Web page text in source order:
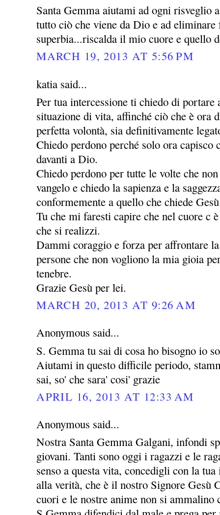
Santa Gemma aiutami ad ogni risveglio
tutto ciò che viene da Dio e ad eliminare
superbia...riscalda il mio cuore e quello
MARCH 19, 2013 AT 5:56 PM
katia said...
Per tua intercessione ti chiedo di portare
situazione di vita, affinché ciò che è ora
perfetta volontà, sia definitivamente
Chiedo perdono perché solo ora
davanti a Dio.
Chiedo perdono per tutte le volte che
vangelo e chiedo la sapienza e la
conformemente a quello che chiede
Tu che mi faresti capire che nel cuore c
che si realizzi.
Dammi coraggio e forza per affrontare
persone che non vogliono la mia gioia
tenebre.
Grazie Gesù per lei.
MARCH 20, 2013 AT 9:26 AM
Anonymous said...
S. Gemma tu sai di cosa ho bisogno io
Aiutami in questo difficile periodo,
sai, so' che sara' cosi' grazie
APRIL 16, 2013 AT 12:33 AM
Anonymous said...
Nostra Santa Gemma Galgani, infondi
giovani. Tanti sono oggi i ragazzi e le
senso a questa vita, concedigli con la
alla verità, che è il nostro Signore Gesù
cuori e le nostre anime non si ammalino